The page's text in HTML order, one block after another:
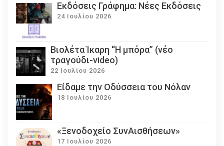
Εκδόσεις Γράφημα: Νέες Εκδόσεις
24 Ιουλίου 2026
Βιολέτα Ίκαρη “Η μπόρα” (νέο
τραγούδι-video)
22 Ιουλίου 2026
Eίδαμε την Οδύσσεια του Νόλαν
18 Ιουλίου 2026
«Ξενοδοχείο ΣυνΑισθήσεων»
17 Ιουλίου 2026